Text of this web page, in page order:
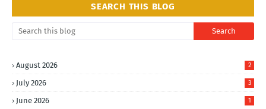
SEARCH THIS BLOG
August 2026 2
July 2026 3
June 2026 1